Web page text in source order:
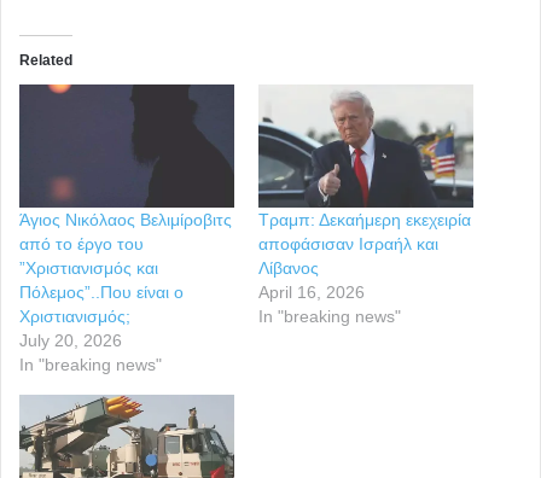
Related
Άγιος Νικόλαος Βελιμίροβιτς
από το έργο του
”Χριστιανισμός και
Πόλεμος”..Που είναι ο
Χριστιανισμός;
July 20, 2026
In "breaking news"
Τραμπ: Δεκαήμερη εκεχειρία
αποφάσισαν Ισραήλ και
Λίβανος
April 16, 2026
In "breaking news"